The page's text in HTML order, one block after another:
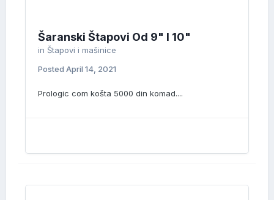
Šaranski Štapovi Od 9" I 10"
in Štapovi i mašinice
Posted April 14, 2021
Prologic com košta 5000 din komad....